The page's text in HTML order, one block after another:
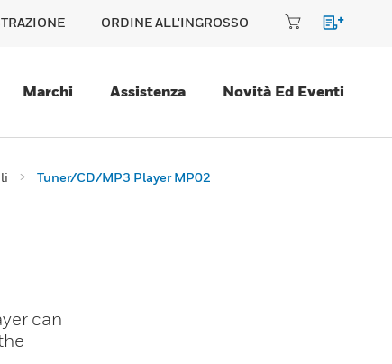
ORDINE ALL'INGROSSO
Marchi Assistenza Novità Ed Eventi
Tuner/CD/MP3 Player MP02
can